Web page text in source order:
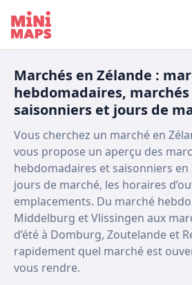
Aller au contenu
Marchés en Zélande :
hebdomadaires, marchés
saisonniers et jours de
Vous cherchez un marché en
vous propose un aperçu des
hebdomadaires et saisonniers en
jours de marché, les horaires
emplacements. Du marché
Middelburg et Vlissingen aux
d’été à Domburg, Zoutelande et
rapidement quel marché est
vous rendre.